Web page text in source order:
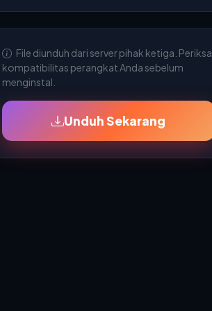
File diunduh dari server pihak ketiga. Periksa
kompatibilitas perangkat Anda sebelum
menginstal.
Unduh Sekarang